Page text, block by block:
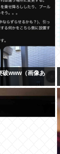
破www（画像あ